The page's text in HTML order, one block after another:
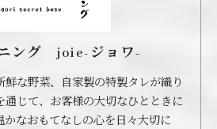
ング joie-ジョワ-
な野菜、自家製の特製タレが織り
通じて、お客様の大切なひとときに
かなおもてなしの心を日々大切に